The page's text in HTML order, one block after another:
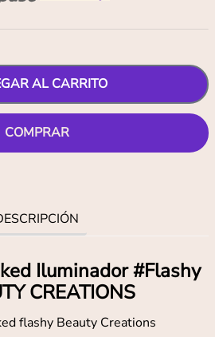
AL CARRITO
COMPRAR
Iluminador #Flashy
CREATIONS
flashy Beauty Creations